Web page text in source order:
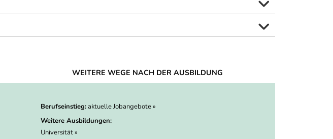
WEITERE WEGE NACH DER AUSBILDUNG
Berufseinstieg:aktuelle Jobangebote »
Weitere Ausbildungen:
Universität »